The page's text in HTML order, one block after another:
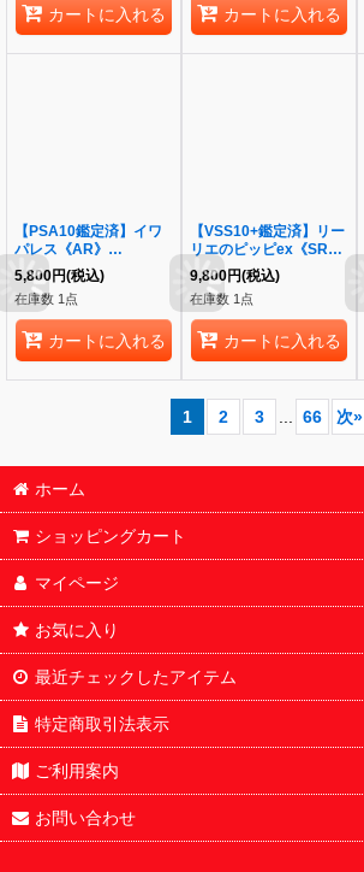
カートに入れる カートに入れる
【PSA10鑑定済】イワ
パレス《AR》
{067/063}[-]
5,800円(税込)
在庫数 1点
カートに入れる
【VSS10+鑑定済】リー
リエのピッピex《SR》
{115/100}[-]
9,800円(税込)
在庫数 1点
カートに入れる
1 2 3 ... 66 次»
ホーム
ショッピングカート
マイページ
お気に入り
最近チェックしたアイテム
特定商取引法表示
ご利用案内
お問い合わせ